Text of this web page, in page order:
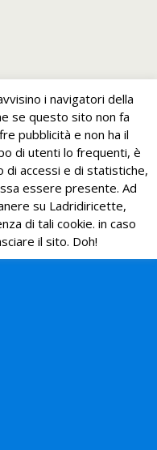
i navigatori della
se questo sito non fa
pubblicità e non ha il
di utenti lo frequenti, è
di accessi e di statistiche,
essere presente. Ad
su Ladridiricette,
di tali cookie. in caso
il sito. Doh!